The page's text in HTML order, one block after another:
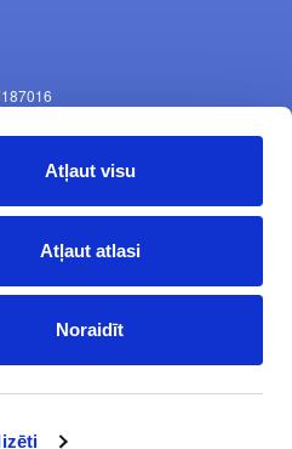
Atļaut visu
Atļaut atlasi
Noraidīt
67844884